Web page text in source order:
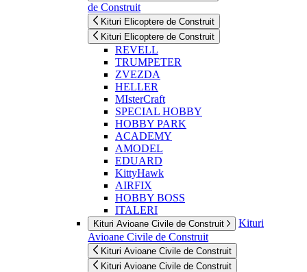
de Construit
Kituri Elicoptere de Construit
Kituri Elicoptere de Construit
REVELL
TRUMPETER
ZVEZDA
HELLER
MIsterCraft
SPECIAL HOBBY
HOBBY PARK
ACADEMY
AMODEL
EDUARD
KittyHawk
AIRFIX
HOBBY BOSS
ITALERI
Kituri Avioane Civile de Construit
Kituri
Avioane Civile de Construit
Kituri Avioane Civile de Construit
Kituri Avioane Civile de Construit